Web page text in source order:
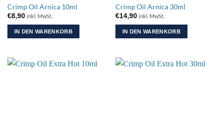
Crimp Oil Arnica 10ml
€8,90 inkl. MwSt.
IN DEN WARENKORB
Crimp Oil Arnica 30ml
€14,90 inkl. MwSt.
IN DEN WARENKORB